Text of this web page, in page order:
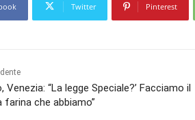
Twitter Pinterest
Venezia: “La legge Speciale?’ Facciamo il
farina che abbiamo”